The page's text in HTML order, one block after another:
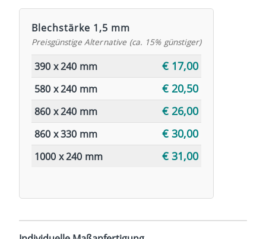
Blechstärke 1,5 mm
Preisgünstige Alternative (ca. 15% günstiger)
390 x 240 mm € 17,00
580 x 240 mm € 20,50
860 x 240 mm € 26,00
860 x 330 mm € 30,00
1000 x 240 mm € 31,00